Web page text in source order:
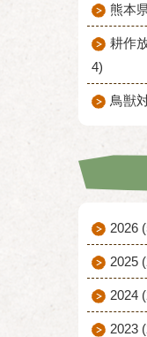
熊本
耕作
4)
鳥獣
2026
2025
2024
2023